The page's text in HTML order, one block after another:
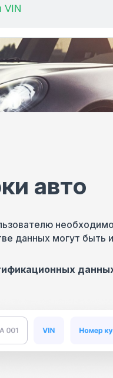
авто
данных могут быть